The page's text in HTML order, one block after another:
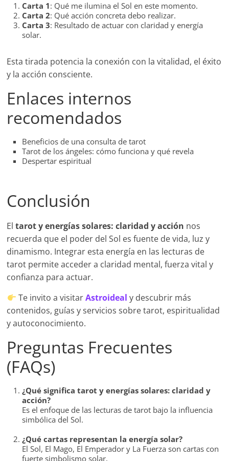
Carta 1: Qué me ilumina el Sol en este momento.
Carta 2: Qué acción concreta debo realizar.
Carta 3: Resultado de actuar con claridad y energía
solar.
Esta tirada potencia la conexión con la vitalidad, el éxito
y la acción consciente.
Enlaces internos
recomendados
Beneficios de una consulta de tarot
Tarot de los ángeles: cómo funciona y qué revela
Despertar espiritual
Conclusión
Eltarot y energías solares: claridad y acción nos
recuerda que el poder del Sol es fuente de vida, luz y
dinamismo. Integrar esta energía en las lecturas de
tarot permite acceder a claridad mental, fuerza vital y
confianza para actuar.
Te invito a visitarAstroideal y descubrir más
contenidos, guías y servicios sobre tarot, espiritualidad
y autoconocimiento.
Preguntas Frecuentes
(FAQs)
¿Qué significa tarot y energías solares: claridad y
acción?
Es el enfoque de las lecturas de tarot bajo la influencia
simbólica del Sol.
¿Qué cartas representan la energía solar?
El Sol, El Mago, El Emperador y La Fuerza son cartas con
fuerte simbolismo solar.